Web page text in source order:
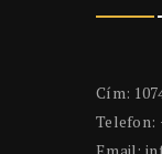
Cím:
Telefon: